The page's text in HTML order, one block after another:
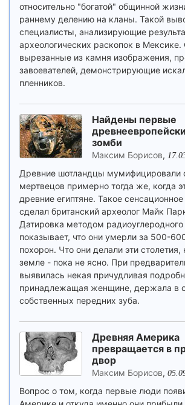
относительно "богатой" общинной
раннему делению на кланы. Такой
специалисты, анализирующие
археологических раскопок в Мексике.
вырезанные из камня изображения,
завоевателей, демонстрирующие
пленников.
Найдены первые
зомби
Максим Борисов,
Древние шотландцы мумифицировали
мертвецов примерно тогда же, когда
древние египтяне. Такое
сделал британский археолог Майк
Датировка методом радиоуглеродного
показывает, что они умерли за 500-
похорон. Что они делали эти столетия,
земле - пока не ясно. При
выявилась некая причудливая
принадлежащая женщине, держала в
собственных передних зуба.
Древняя Америка
превращается в
двор
Максим Борисов,
Вопрос о том, когда первые люди